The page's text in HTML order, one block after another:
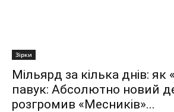
Зірки
Мільярд за кілька днів:
павук: Абсолютно новий
розгромив «Месників»...